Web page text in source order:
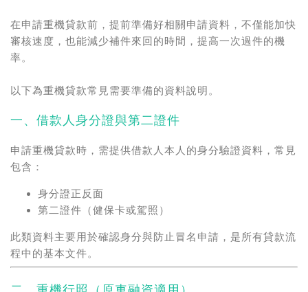
在申請重機貸款前，提前準備好相關申請資料，不僅能加快
審核速度，也能減少補件來回的時間，提高一次過件的機
率。
以下為重機貸款常見需要準備的資料說明。
一、借款人身分證與第二證件
申請重機貸款時，需提供借款人本人的身分驗證資料，常見
包含：
身分證正反面
第二證件（健保卡或駕照）
此類資料主要用於確認身分與防止冒名申請，是所有貸款流
程中的基本文件。